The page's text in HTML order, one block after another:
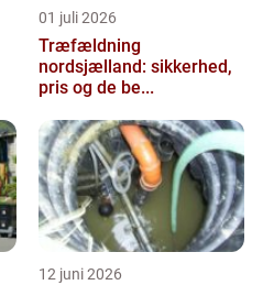
01 juli 2026
Træfældning
nordsjælland: sikkerhed,
pris og de be...
12 juni 2026